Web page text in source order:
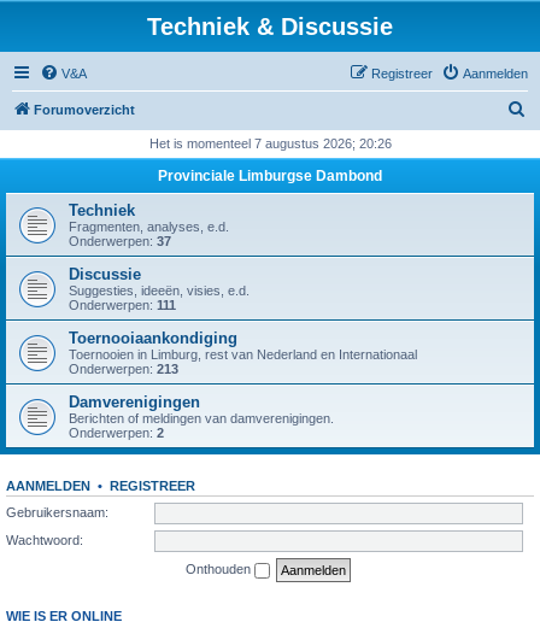
Techniek & Discussie
V&A Aanmelden
Registreer
Forumoverzicht
k
Het is momenteel 7 augustus 2026; 20:26
Provinciale Limburgse Dambond
Techniek
Fragmenten, analyses, e.d.
Onderwerpen: 37
Discussie
Suggesties, ideeën, visies, e.d.
Onderwerpen: 111
Toernooiaankondiging
Toernooien in Limburg, rest van Nederland en Internationaal
Onderwerpen: 213
Damverenigingen
Berichten of meldingen van damverenigingen.
Onderwerpen: 2
AANMELDEN • REGISTREER
Gebruikersnaam:
Wachtwoord:
Onthouden
WIE IS ER ONLINE